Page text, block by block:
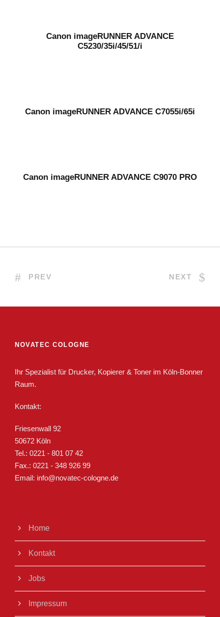
Canon imageRUNNER ADVANCE
C5230/35i/45/51/i
Canon imageRUNNER ADVANCE C7055i/65i
Canon imageRUNNER ADVANCE C9070 PRO
PREV NEXT
NOVATEC COLOGNE
Ihr Spezialist für Drucker, Kopierer & Toner im Köln-Bonner
Raum.
Kontakt:
Friesenwall 92
50672 Köln
Tel.: 0221 - 801 07 42
Fax.: 0221 - 348 926 99
Email: info@novatec-cologne.de
Home
Kontakt
Jobs
Impressum